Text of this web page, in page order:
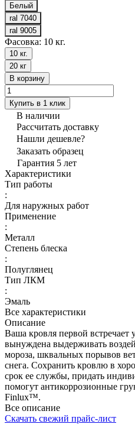
Белый
ral 7040
ral 9005
Фасовка: 10 кг.
10 кг.
20 кг
В корзину
Купить в 1 клик
В наличии
Рассчитать доставку
Нашли дешевле?
Заказать образец
Гарантия 5 лет
Характеристики
Тип работы
:
Для наружных работ
Применение
:
Металл
Степень блеска
:
Полуглянец
Тип ЛКМ
:
Эмаль
Все характеристики
Описание
Ваша кровля первой
вынуждена выдерживать
мороза, шквальных порывов
снега. Сохранить кровлю в
срок ее службы, придать
помогут антикоррозионные
Finlux™.
Все описание
Скачать свежий прайс-лист